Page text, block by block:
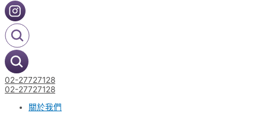
02-27727128
02-27727128
關於我們